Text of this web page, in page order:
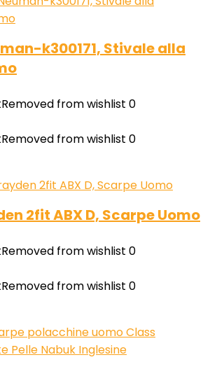
k300171, Stivale alla
Removed from wishlist 0
Removed from wishlist 0
2fit ABX D, Scarpe Uomo
Removed from wishlist 0
Removed from wishlist 0